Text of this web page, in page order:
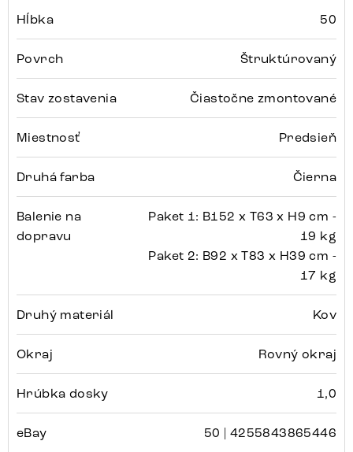
Hĺbka 50
Povrch Štruktúrovaný
Stav zostavenia Čiastočne zmontované
Miestnosť Predsieň
Druhá farba Čierna
Balenie na
dopravu
Paket 1: B152 x T63 x H9 cm -
19 kg
Paket 2: B92 x T83 x H39 cm -
17 kg
Druhý materiál Kov
Okraj Rovný okraj
Hrúbka dosky 1,0
eBay 50 | 4255843865446